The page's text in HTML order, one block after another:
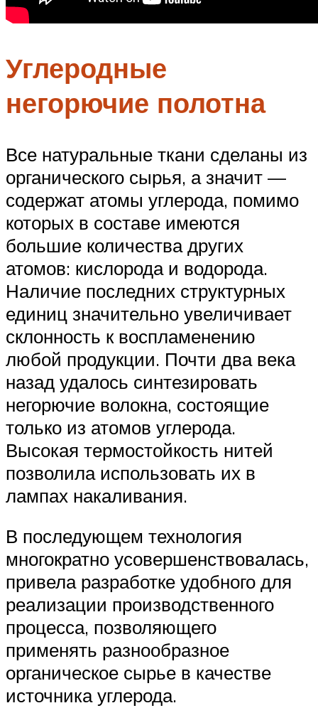
Углеродные
негорючие полотна
Все натуральные ткани сделаны из
органического сырья, а значит —
содержат атомы углерода, помимо
которых в составе имеются
большие количества других
атомов: кислорода и водорода.
Наличие последних структурных
единиц значительно увеличивает
склонность к воспламенению
любой продукции. Почти два века
назад удалось синтезировать
негорючие волокна, состоящие
только из атомов углерода.
Высокая термостойкость нитей
позволила использовать их в
лампах накаливания.
В последующем технология
многократно усовершенствовалась,
привела разработке удобного для
реализации производственного
процесса, позволяющего
применять разнообразное
органическое сырье в качестве
источника углерода.